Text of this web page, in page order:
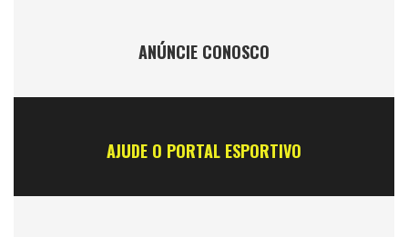
ANÚNCIE CONOSCO
AJUDE O PORTAL ESPORTIVO